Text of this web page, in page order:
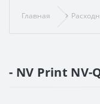
Главная
- NV Print NV-